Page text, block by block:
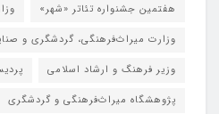
هفتمین جشنواره تئاتر «شهر»
وزارت میراث‌فرهنگی، گردشگری و
وزیر فرهنگ و ارشاد اسلامی
پژوهشگاه میراث‌فرهنگی و گردشگری